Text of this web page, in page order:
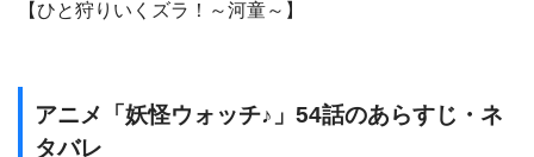
【ひと狩りいくズラ！～河童～】
アニメ「妖怪ウォッチ♪」54話のあらすじ・ネ
タバレ